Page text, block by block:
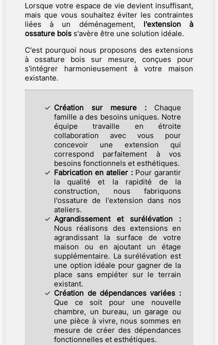
Lorsque votre espace de vie devient insuffisant,
mais que vous souhaitez éviter les contraintes
liées à un déménagement, l'extension à
ossature bois s'avère être une solution idéale.
C'est pourquoi nous proposons des extensions
à ossature bois sur mesure, conçues pour
s'intégrer harmonieusement à votre maison
existante.
Création sur mesure :Chaque
famille a des besoins uniques. Notre
équipe travaille en étroite
collaboration avec vous pour
concevoir une extension qui
correspond parfaitement à vos
besoins fonctionnels et esthétiques.
Fabrication en atelier :Pour garantir
la qualité et la rapidité de la
construction, nous fabriquons
l'ossature de l'extension dans nos
ateliers.
Agrandissement et surélévation :
Nous réalisons des extensions en
agrandissant la surface de votre
maison ou en ajoutant un étage
supplémentaire. La surélévation est
une option idéale pour gagner de la
place sans empiéter sur le terrain
existant.
Création de dépendances variées :
Que ce soit pour une nouvelle
chambre, un bureau, un garage ou
une pièce à vivre, nous sommes en
mesure de créer des dépendances
fonctionnelles et esthétiques.